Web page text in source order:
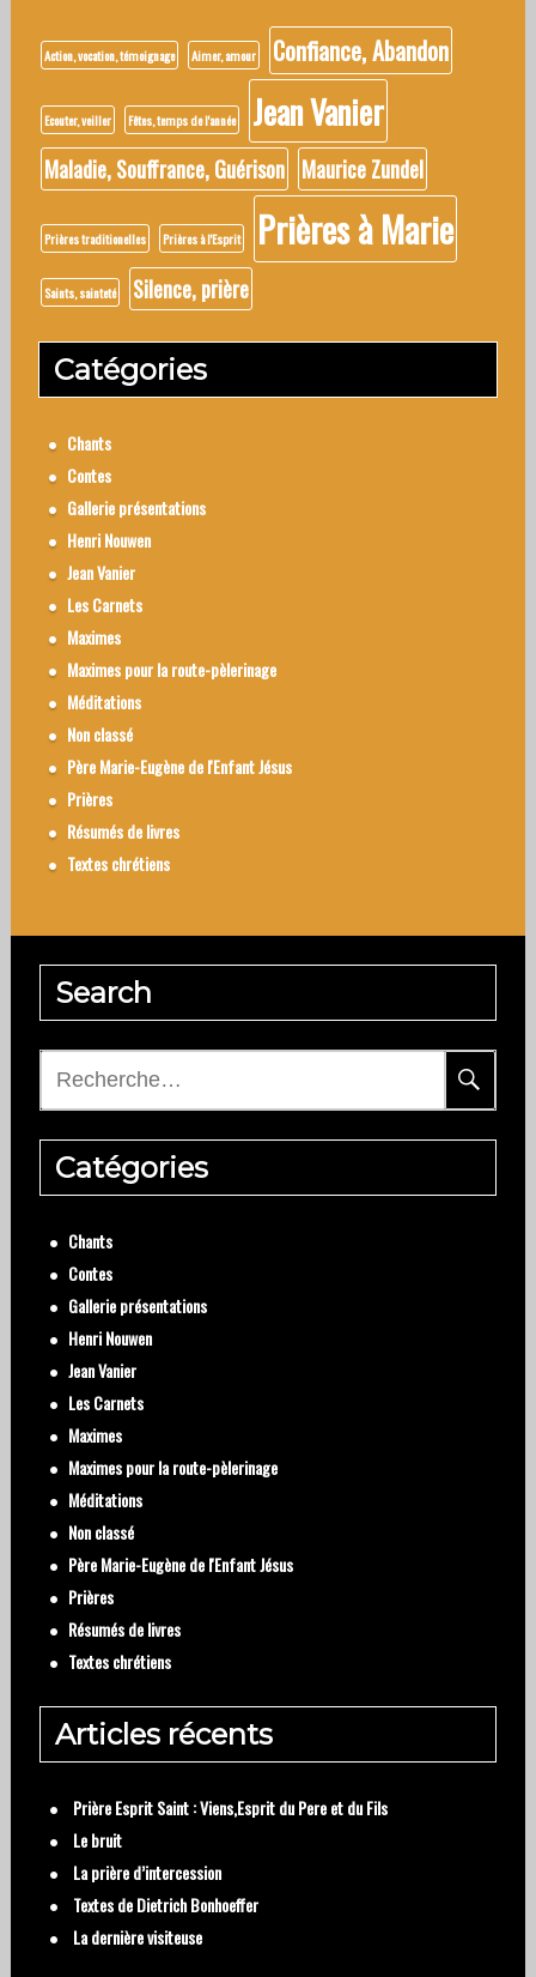
Action, vocation, témoignage Aimer, amour Confiance, Abandon
Ecouter, veiller Fêtes, temps de l'année Jean Vanier
Maladie, Souffrance, Guérison Maurice Zundel
Prières traditionelles Prières à l'Esprit Prières à Marie
Saints, sainteté Silence, prière
Catégories
Chants
Contes
Gallerie présentations
Henri Nouwen
Jean Vanier
Les Carnets
Maximes
Maximes pour la route-pèlerinage
Méditations
Non classé
Père Marie-Eugène de l'Enfant Jésus
Prières
Résumés de livres
Textes chrétiens
Search
Rechercher :
Catégories
Chants
Contes
Gallerie présentations
Henri Nouwen
Jean Vanier
Les Carnets
Maximes
Maximes pour la route-pèlerinage
Méditations
Non classé
Père Marie-Eugène de l'Enfant Jésus
Prières
Résumés de livres
Textes chrétiens
Articles récents
Prière Esprit Saint : Viens,Esprit du Pere et du Fils
Le bruit
La prière d’intercession
Textes de Dietrich Bonhoeffer
La dernière visiteuse